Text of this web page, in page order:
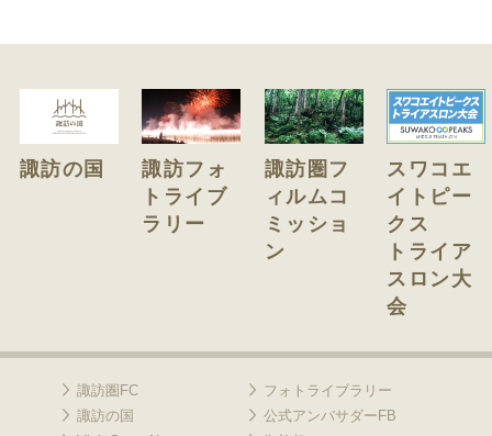
諏訪の国
諏訪フォ
トライブ
ラリー
諏訪圏フ
ィルムコ
ミッショ
ン
スワコエ
イトピー
クス
トライア
スロン大
会
諏訪圏FC
フォトライブラリー
諏訪の国
公式アンバサダーFB